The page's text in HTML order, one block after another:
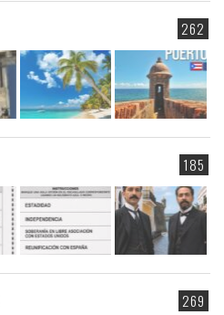
262
185
269